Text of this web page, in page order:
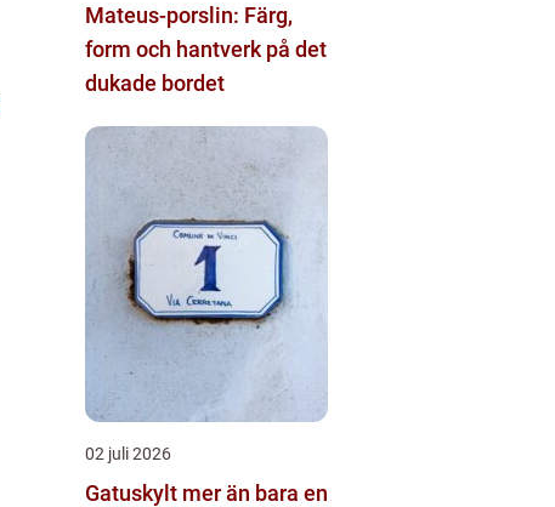
Mateus-porslin: Färg,
form och hantverk på det
dukade bordet
02 juli 2026
Gatuskylt mer än bara en